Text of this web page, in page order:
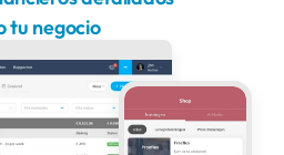
tu negocio